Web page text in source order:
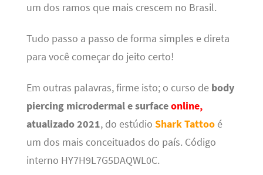
um dos ramos que mais crescem no Brasil.
Tudo passo a passo de forma simples e direta
para você começar do jeito certo!
Em outras palavras, firme isto; o curso de body
piercing microdermal e surfaceonline,
atualizado 2021, do estúdio Shark Tattooé
um dos mais conceituados do país. Código
interno HY7H9L7G5DAQWL0C.